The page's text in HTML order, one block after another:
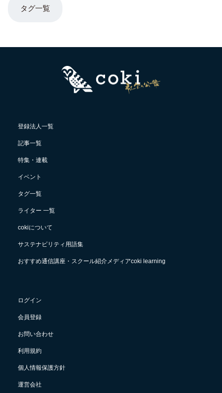
タグ一覧
登録法人一覧
記事一覧
特集・連載
イベント
タグ一覧
ライター 一覧
cokiについて
サステナビリティ用語集
おすすめ通信講座・スクール紹介メディアcoki learning
ログイン
会員登録
お問い合わせ
利用規約
個人情報保護方針
運営会社